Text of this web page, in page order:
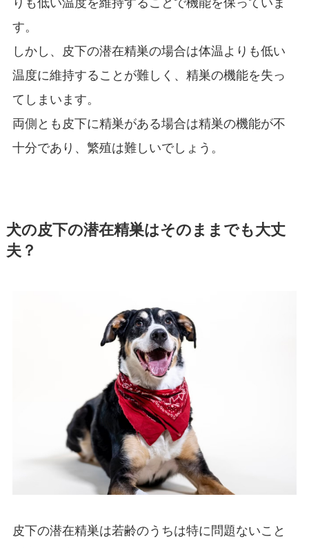
す。
しかし、皮下の潜在精巣の場合は体温よりも低い
温度に維持することが難しく、精巣の機能を失っ
てしまいます。
両側とも皮下に精巣がある場合は精巣の機能が不
十分であり、繁殖は難しいでしょう。
犬の皮下の潜在精巣はそのままでも大丈
夫？
皮下の潜在精巣は若齢のうちは特に問題ないこと